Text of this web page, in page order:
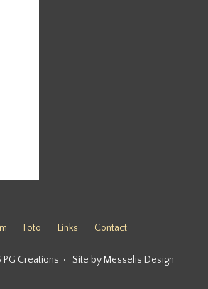
Foto Links Contact
PG Creations • Site by Messelis Design